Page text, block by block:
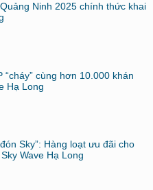
Ninh 2025 chính thức khai
“cháy” cùng hơn 10.000 khán
Hạ Long
Sky”: Hàng loạt ưu đãi cho
Wave Hạ Long